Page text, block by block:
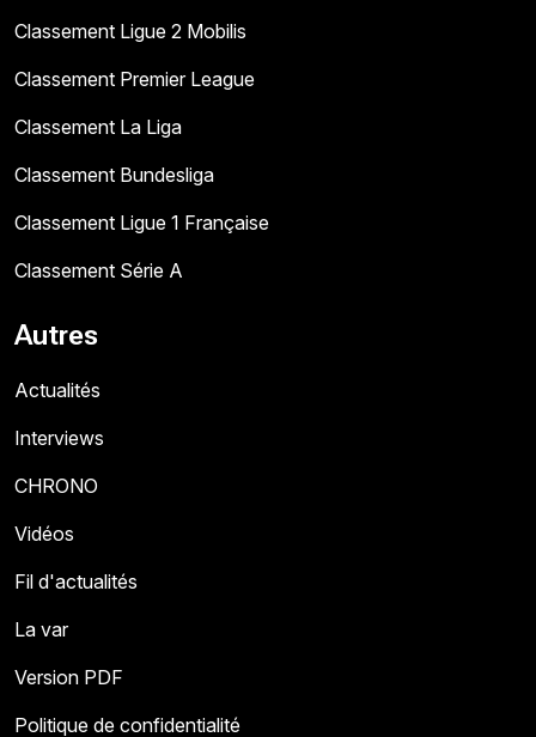
Classement Ligue 2 Mobilis
Classement Premier League
Classement La Liga
Classement Bundesliga
Classement Ligue 1 Française
Classement Série A
Autres
Actualités
Interviews
CHRONO
Vidéos
Fil d'actualités
La var
Version PDF
Politique de confidentialité